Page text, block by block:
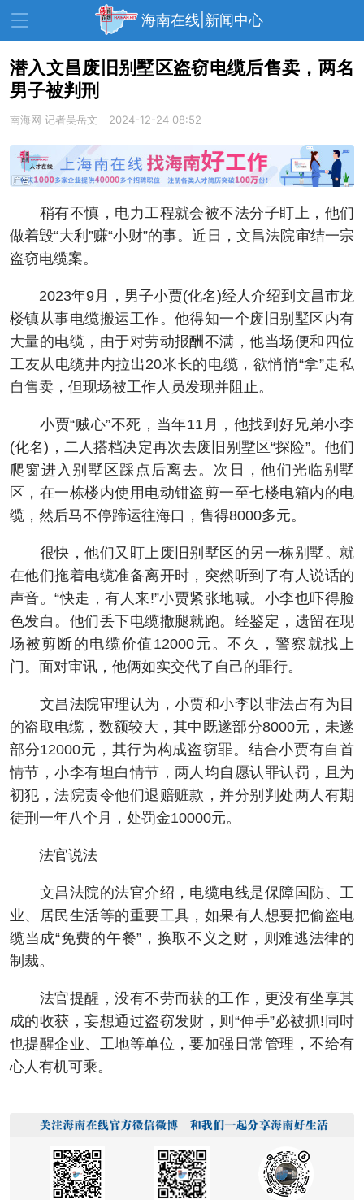
海南在线|新闻中心
资讯中心 热点
教育 健康 房产
生活 演出 活动
展会 走读海南
人才在线 天涯企服
潜入文昌废旧别墅区盗窃电缆后售卖，两名
男子被判刑
南海网 记者吴岳文 2024-12-24 08:52
稍有不慎，电力工程就会被不法分子盯上，他们
做着毁“大利”赚“小财”的事。近日，文昌法院审结一宗
盗窃电缆案。
2023年9月，男子小贾(化名)经人介绍到文昌市龙
楼镇从事电缆搬运工作。他得知一个废旧别墅区内有
大量的电缆，由于对劳动报酬不满，他当场便和四位
工友从电缆井内拉出20米长的电缆，欲悄悄“拿”走私
自售卖，但现场被工作人员发现并阻止。
小贾“贼心”不死，当年11月，他找到好兄弟小李
(化名)，二人搭档决定再次去废旧别墅区“探险”。他们
爬窗进入别墅区踩点后离去。次日，他们光临别墅
区，在一栋楼内使用电动钳盗剪一至七楼电箱内的电
缆，然后马不停蹄运往海口，售得8000多元。
很快，他们又盯上废旧别墅区的另一栋别墅。就
在他们拖着电缆准备离开时，突然听到了有人说话的
声音。“快走，有人来!”小贾紧张地喊。小李也吓得脸
色发白。他们丢下电缆撒腿就跑。经鉴定，遗留在现
场被剪断的电缆价值12000元。不久，警察就找上
门。面对审讯，他俩如实交代了自己的罪行。
文昌法院审理认为，小贾和小李以非法占有为目
的盗取电缆，数额较大，其中既遂部分8000元，未遂
部分12000元，其行为构成盗窃罪。结合小贾有自首
情节，小李有坦白情节，两人均自愿认罪认罚，且为
初犯，法院责令他们退赔赃款，并分别判处两人有期
徒刑一年八个月，处罚金10000元。
法官说法
文昌法院的法官介绍，电缆电线是保障国防、工
业、居民生活等的重要工具，如果有人想要把偷盗电
缆当成“免费的午餐”，换取不义之财，则难逃法律的
制裁。
法官提醒，没有不劳而获的工作，更没有坐享其
成的收获，妄想通过盗窃发财，则“伸手”必被抓!同时
也提醒企业、工地等单位，要加强日常管理，不给有
心人有机可乘。